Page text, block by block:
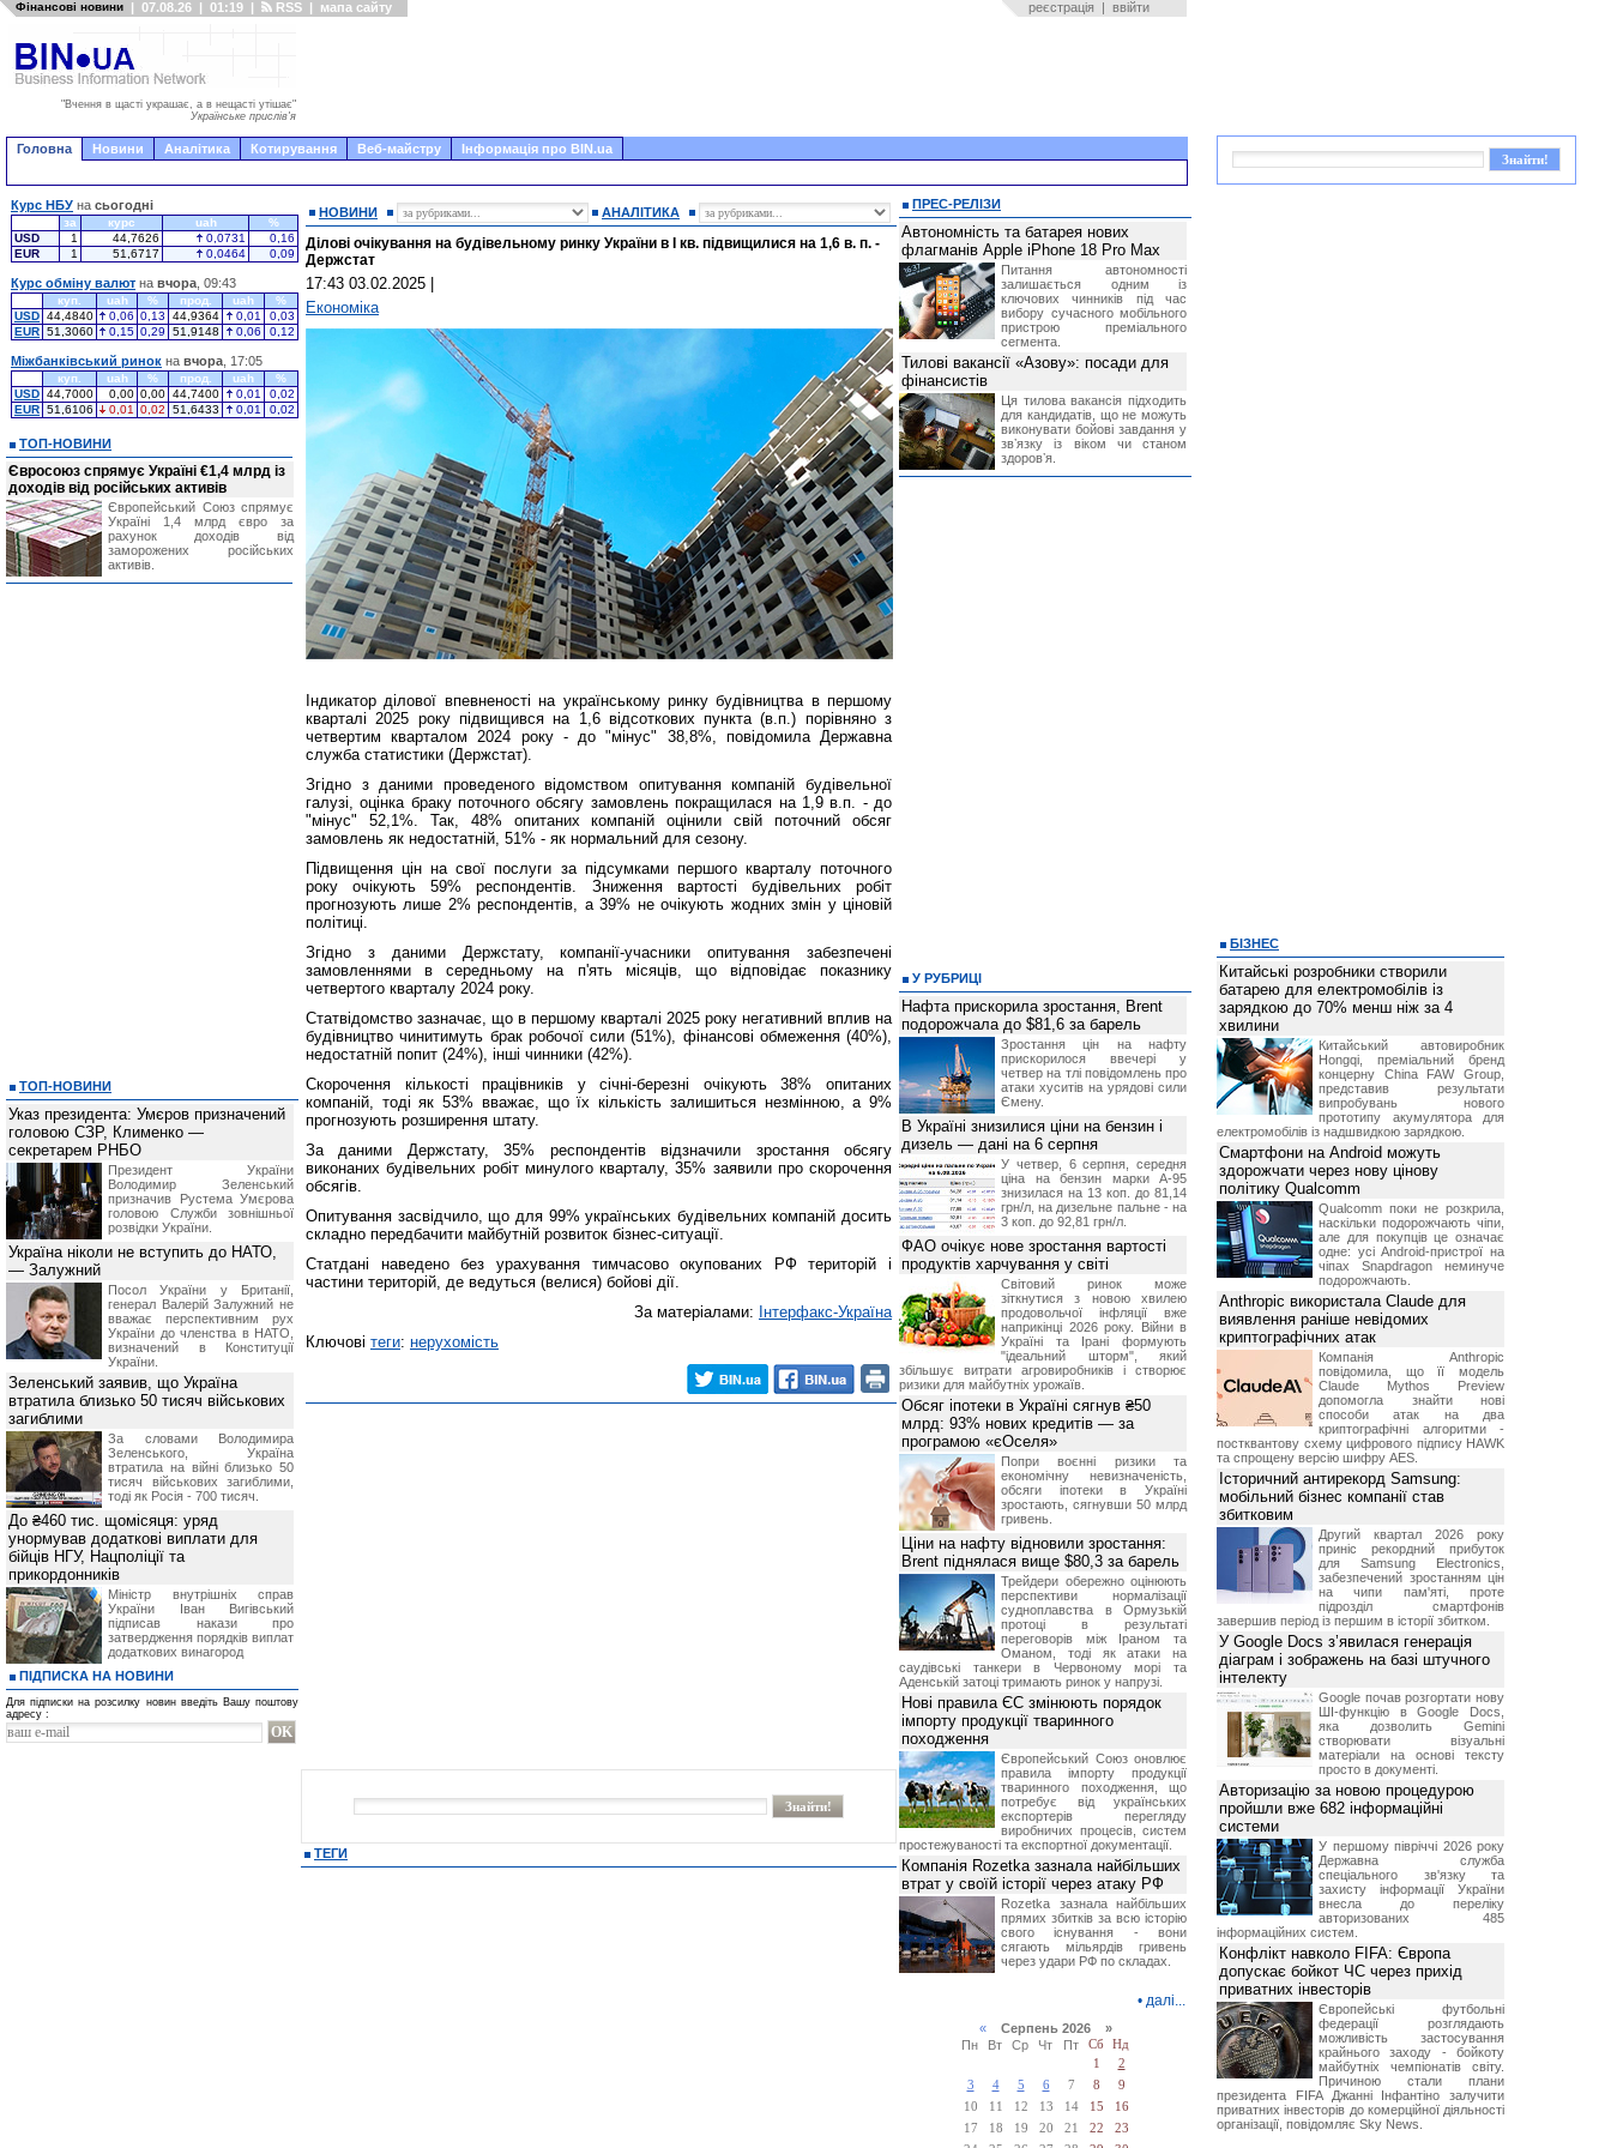
Фінансові новини | 07.08.26 | 01:19 | RSS | мапа сайту реєстрація | ввійти
"Вчення в щасті украшає, а в нещасті утішає"
Українське прислів'я
Головна Новини Аналітика Котирування Веб-майстру Інформація про BIN.ua
НОВИНИ АНАЛІТИКА
Ділові очікування на будівельному ринку України в I кв. підвищилися на 1,6 в. п. -
Держстат
17:43 03.02.2025
Економіка
Індикатор ділової впевненості на українському ринку будівництва в першому
кварталі 2025 року підвищився на 1,6 відсоткових пункта (в.п.) порівняно з
четвертим кварталом 2024 року - до "мінус" 38,8%, повідомила Державна
служба статистики (Держстат).
Згідно з даними проведеного відомством опитування компаній будівельної
галузі, оцінка браку поточного обсягу замовлень покращилася на 1,9 в.п. - до
"мінус" 52,1%. Так, 48% опитаних компаній оцінили свій поточний обсяг
замовлень як недостатній, 51% - як нормальний для сезону.
Підвищення цін на свої послуги за підсумками першого кварталу поточного
року очікують 59% респондентів. Зниження вартості будівельних робіт
прогнозують лише 2% респондентів, а 39% не очікують жодних змін у ціновій
політиці.
Згідно з даними Держстату, компанії-учасники опитування забезпечені
замовленнями в середньому на п'ять місяців, що відповідає показнику
четвертого кварталу 2024 року.
Статвідомство зазначає, що в першому кварталі 2025 року негативний вплив на
будівництво чинитимуть брак робочої сили (51%), фінансові обмеження (40%),
недостатній попит (24%), інші чинники (42%).
Скорочення кількості працівників у січні-березні очікують 38% опитаних
компаній, тоді як 53% вважає, що їх кількість залишиться незмінною, а 9%
прогнозують розширення штату.
За даними Держстату, 35% респондентів відзначили зростання обсягу
виконаних будівельних робіт минулого кварталу, 35% заявили про скорочення
обсягів.
Опитування засвідчило, що для 99% українських будівельних компаній досить
складно передбачити майбутній розвиток бізнес-ситуації.
Статдані наведено без урахування тимчасово окупованих РФ територій і
частини територій, де ведуться (велися) бойові дії.
За матеріалами: Інтерфакс-Україна
Ключові теги: нерухомість
ТЕГИ
Курс НБУ на сьогодні
за курс uah
%
USD
1 44,7626 0,0731
0,16
EUR
1 51,6717 0,0464 0,09
Курс обміну валют на вчора , 09:43
куп. uah % прод. uah
%
USD 44,4840 0,06 0,13 44,9364 0,01
0,03
EUR 51,3060 0,15 0,29 51,9148 0,06 0,12
Міжбанківський ринок на вчора , 17:05
куп. uah % прод. uah
%
USD 44,7000 0,00 0,00 44,7400 0,01
0,02
EUR 51,6106 0,01 0,02 51,6433 0,01 0,02
ТОП-НОВИНИ
Євросоюз спрямує Україні €1,4 млрд із
доходів від російських активів
Європейський Союз спрямує
Україні 1,4 млрд євро за
рахунок доходів від
заморожених російських
активів.
ТОП-НОВИНИ
Указ президента: Умєров призначений
головою СЗР, Клименко —
секретарем РНБО
Президент України
Володимир Зеленський
призначив Pустема Умєрова
головою Служби зовнішньої
розвідки України.
Україна ніколи не вступить до НАТО,
— Залужний
Посол України у Британії,
генерал Валерій Залужний не
вважає перспективним рух
України до членства в НАТО,
визначений в Конституції
України.
Зеленський заявив, що Україна
втратила близько 50 тисяч військових
загиблими
За словами Володимира
Зеленського, Україна
втратила на війні близько 50
тисяч військових загиблими,
тоді як Росія - 700 тисяч.
До ₴460 тис. щомісяця: уряд
унормував додаткові виплати для
бійців НГУ, Нацполіції та
прикордонників
Міністр внутрішніх справ
України Іван Вигівський
підписав накази про
затвердження порядків виплат
додаткових винагород
ПІДПИСКА НА НОВИНИ
Для підписки на розсилку новин введіть Вашу поштову
адресу :
ПРЕС-РЕЛІЗИ
Автономність та батарея нових
флагманів Apple iPhone 18 Pro Max
Питання автономності
залишається одним із
ключових чинників під час
вибору сучасного мобільного
пристрою преміального
сегмента.
Тилові вакансії «Азову»: посади для
фінансистів
Ця тилова вакансія підходить
для кандидатів, що не можуть
виконувати бойові завдання у
звʼязку із віком чи станом
здоровʼя.
У РУБРИЦІ
Нафта прискорила зростання, Brent
подорожчала до $81,6 за барель
Зростання цін на нафту
прискорилося ввечері у
четвер на тлі повідомлень про
атаки хуситів на урядові сили
Ємену.
В Україні знизилися ціни на бензин і
дизель — дані на 6 серпня
У четвер, 6 серпня, середня
ціна на бензин марки А-95
знизилася на 13 коп. до 81,14
грн/л, на дизельне пальне - на
3 коп. до 92,81 грн/л.
ФАО очікує нове зростання вартості
продуктів харчування у світі
Світовий ринок може
зіткнутися з новою хвилею
продовольчої інфляції вже
наприкінці 2026 року. Війни в
Україні та Ірані формують
"ідеальний шторм", який
збільшує витрати агровиробників і створює
ризики для майбутніх урожаїв.
Обсяг іпотеки в Україні сягнув ₴50
млрд: 93% нових кредитів — за
програмою «єОселя»
Попри воєнні ризики та
економічну невизначеність,
обсяги іпотеки в Україні
зростають, сягнувши 50 млрд
гривень.
Ціни на нафту відновили зростання:
Brent піднялася вище $80,3 за барель
Трейдери обережно оцінюють
перспективи нормалізації
судноплавства в Ормузькій
протоці в результаті
переговорів між Іраном та
Оманом, тоді як атаки на
саудівські танкери в Червоному морі та
Аденській затоці тримають ринок у напрузі.
Нові правила ЄС змінюють порядок
імпорту продукції тваринного
походження
Європейський Союз оновлює
правила імпорту продукції
тваринного походження, що
потребує від українських
експортерів перегляду
виробничих процесів, систем
простежуваності та експортної документації.
Компанія Rozetka зазнала найбільших
втрат у своїй історії через атаку РФ
Rozetka зазнала найбільших
прямих збитків за всю історію
свого існування - вони
сягають мільярдів гривень
через удари РФ по складах.
• далі...
«Серпень 2026 »
Пн
Вт Ср Чт Пт Сб
Нд
1
2
3
4 5 6 7 8
9
10
11 12 13 14 15
16
17
18 19 20 21 22
23
БІЗНЕС
Китайські розробники створили
батарею для електромобілів із
зарядкою до 70% менш ніж за 4
хвилини
Китайський автовиробник
Hongqi, преміальний бренд
концерну China FAW Group,
представив результати
випробувань нового
прототипу акумулятора для
електромобілів із надшвидкою зарядкою.
Смартфони на Android можуть
здорожчати через нову цінову
політику Qualcomm
Qualcomm поки не розкрила,
наскільки подорожчають чіпи,
але для покупців це означає
одне: усі Android-пристрої на
чіпах Snapdragon неминуче
подорожчають.
Anthropic використала Claude для
виявлення раніше невідомих
криптографічних атак
Компанія Anthropic
повідомила, що її модель
Claude Mythos Preview
допомогла знайти нові
способи атак на два
криптографічні алгоритми -
постквантову схему цифрового підпису HAWK
та спрощену версію шифру AES.
Історичний антирекорд Samsung:
мобільний бізнес компанії став
збитковим
Другий квартал 2026 року
приніс рекордний прибуток
для Samsung Electronics,
забезпечений зростанням цін
на чипи пам'яті, проте
підрозділ смартфонів
завершив період із першим в історії збитком.
У Google Docs з’явилася генерація
діаграм і зображень на базі штучного
інтелекту
Google почав розгортати нову
ШІ-функцію в Google Docs,
яка дозволить Gemini
створювати візуальні
матеріали на основі тексту
просто в документі.
Авторизацію за новою процедурою
пройшли вже 682 інформаційні
системи
У першому півріччі 2026 року
Державна служба
спеціального зв'язку та
захисту інформації України
внесла до переліку
авторизованих 485
інформаційних систем.
Конфлікт навколо FIFA: Європа
допускає бойкот ЧС через прихід
приватних інвесторів
Європейські футбольні
федерації розглядають
можливість застосування
крайнього заходу - бойкоту
майбутніх чемпіонатів світу.
Причиною стали плани
президента FIFA Джанні Інфантіно залучити
приватних інвесторів до комерційної діяльності
організації, повідомляє Sky News.